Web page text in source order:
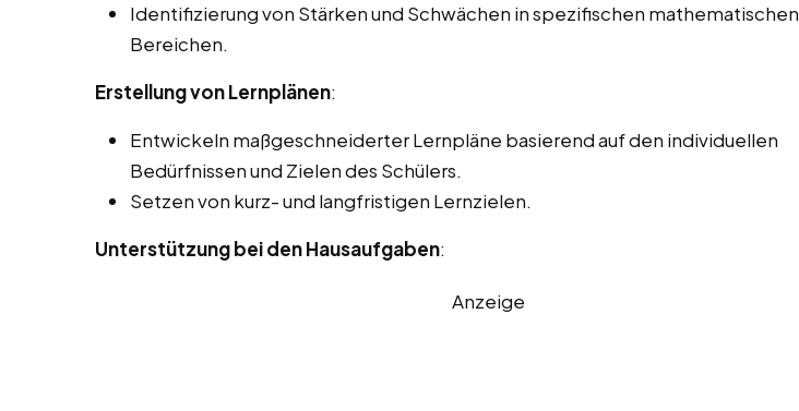
Identifizierung von Stärken und Schwächen in spezifischen mathematischen
Bereichen.
Erstellung von Lernplänen:
Entwickeln maßgeschneiderter Lernpläne basierend auf den individuellen
Bedürfnissen und Zielen des Schülers.
Setzen von kurz- und langfristigen Lernzielen.
Unterstützung bei den Hausaufgaben:
Anzeige